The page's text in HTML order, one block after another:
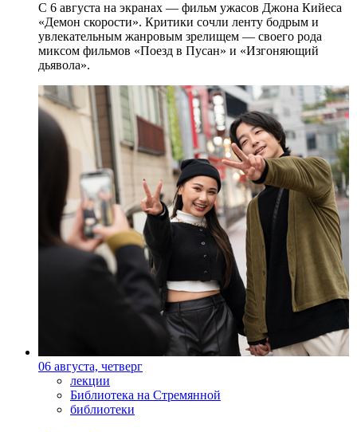
С 6 августа на экранах — фильм ужасов Джона Кийеса
«Демон скорости». Критики сочли ленту бодрым и
увлекательным жанровым зрелищeм — своего рода
миксом фильмов «Поезд в Пусан» и «Изгоняющий
дьявола».
06 августа, четверг
лекции
Библиотека на Стремянной
библиотеки